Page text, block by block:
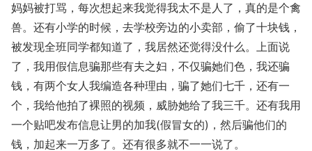
妈妈被打骂，每次想起来我觉得我太不是人了，真的是个禽
兽。还有小学的时候，去学校旁边的小卖部，偷了十块钱，
被发现全班同学都知道了，我居然还觉得没什么。上面说
了，我用假信息骗那些有夫之妇，不仅骗她们色，我还骗
钱，有两个女人我编造各种理由，骗了她们七千，还有一
个，我给他拍了裸照的视频，威胁她给了我三千。还有我用
一个贴吧发布信息让男的加我(假冒女的)，然后骗他们的
钱，加起来一万多了。还有很多就不一一说了。